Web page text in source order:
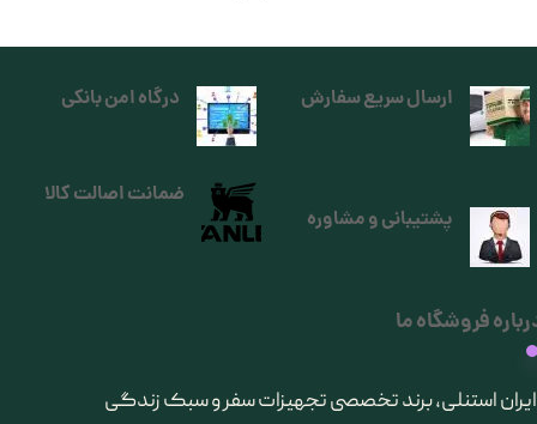
ارسال سریع سفارش
فروشگاه ما
​ایران استنلی، برند تخصصی تجهیزات سفر و سبک زندگی
درگاه امن بانکی
پشتیبانی و مشاوره
ضمانت اصالت کالا